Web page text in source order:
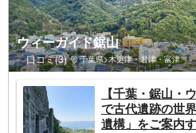
ウィーガイド鋸山
口コミ(3) 千葉県>木更津・君津・富津
【千葉・鋸山・
で古代遺跡の世
遺構」をご案内